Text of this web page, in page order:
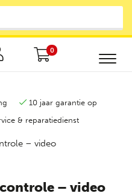
0
10 jaar garantie op
& reparatiedienst
– video
– video